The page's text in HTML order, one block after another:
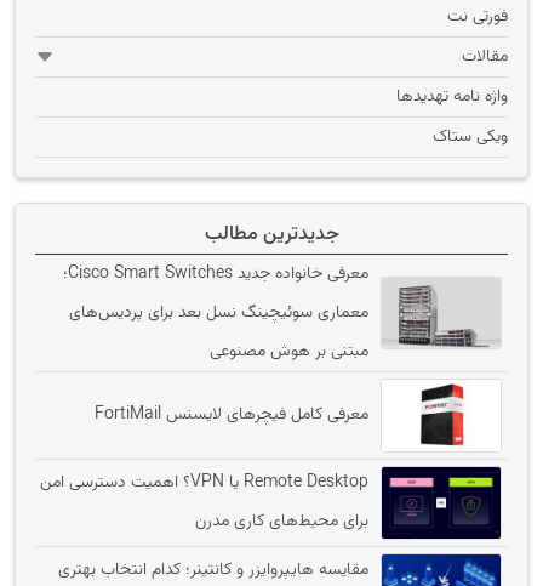
فورتی نت
مقالات
واژه نامه تهديدها
ویکی ستاک
جدیدترین مطالب
معرفی خانواده جدید Cisco Smart Switches؛
معماری سوئیچینگ نسل بعد برای پردیس‌های
مبتنی بر هوش مصنوعی
معرفی کامل فیچرهای لایسنس FortiMail
Remote Desktop یا VPN؟ اهمیت دسترسی امن
برای محیط‌های کاری مدرن
مقایسه هایپروایزر و کانتینر؛ کدام انتخاب بهتری